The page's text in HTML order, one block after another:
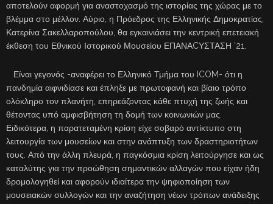
αποτελούν αφορμή για αναστοχασμό της ιστορίας της χώρας με το
βλέμμα στο μέλλον. Αύριο, η Πρόεδρος της Ελληνικής Δημοκρατίας,
Κατερίνα Σακελλαροπούλου, θα εγκαινιάσει την κεντρική επετειακή
έκθεση του Εθνικού Ιστορικού Μουσείου ΕΠΑΝΑCΥΣΤΑΣΗ ’21.
Είναι γεγονός -αναφέρει το Ελληνικό Τμήμα του ICOM- ότι η
πανδημία αιφνιδίασε και έπληξε με πρωτοφανή και βίαιο τρόπο
ολόκληρο τον πλανήτη, επηρεάζοντας κάθε πτυχή της ζωής και
θέτοντας υπό αμφισβήτηση τη δομή των κοινωνιών μας.
Ειδικότερα, η παρατεταμένη κρίση είχε σοβαρό αντίκτυπο στη
λειτουργία των μουσείων και στην ανάπτυξη των δραστηριοτήτων
τους. Από την άλλη πλευρά, η παγκόσμια κρίση λειτούργησε και ως
καταλύτης για την προώθηση σημαντικών αλλαγών που είχαν ήδη
δρομολογηθεί και αφορούν ιδιαίτερα την ψηφιοποίηση των
μουσειακών συλλογών και την αναζήτηση νέων τρόπων ανάδειξης